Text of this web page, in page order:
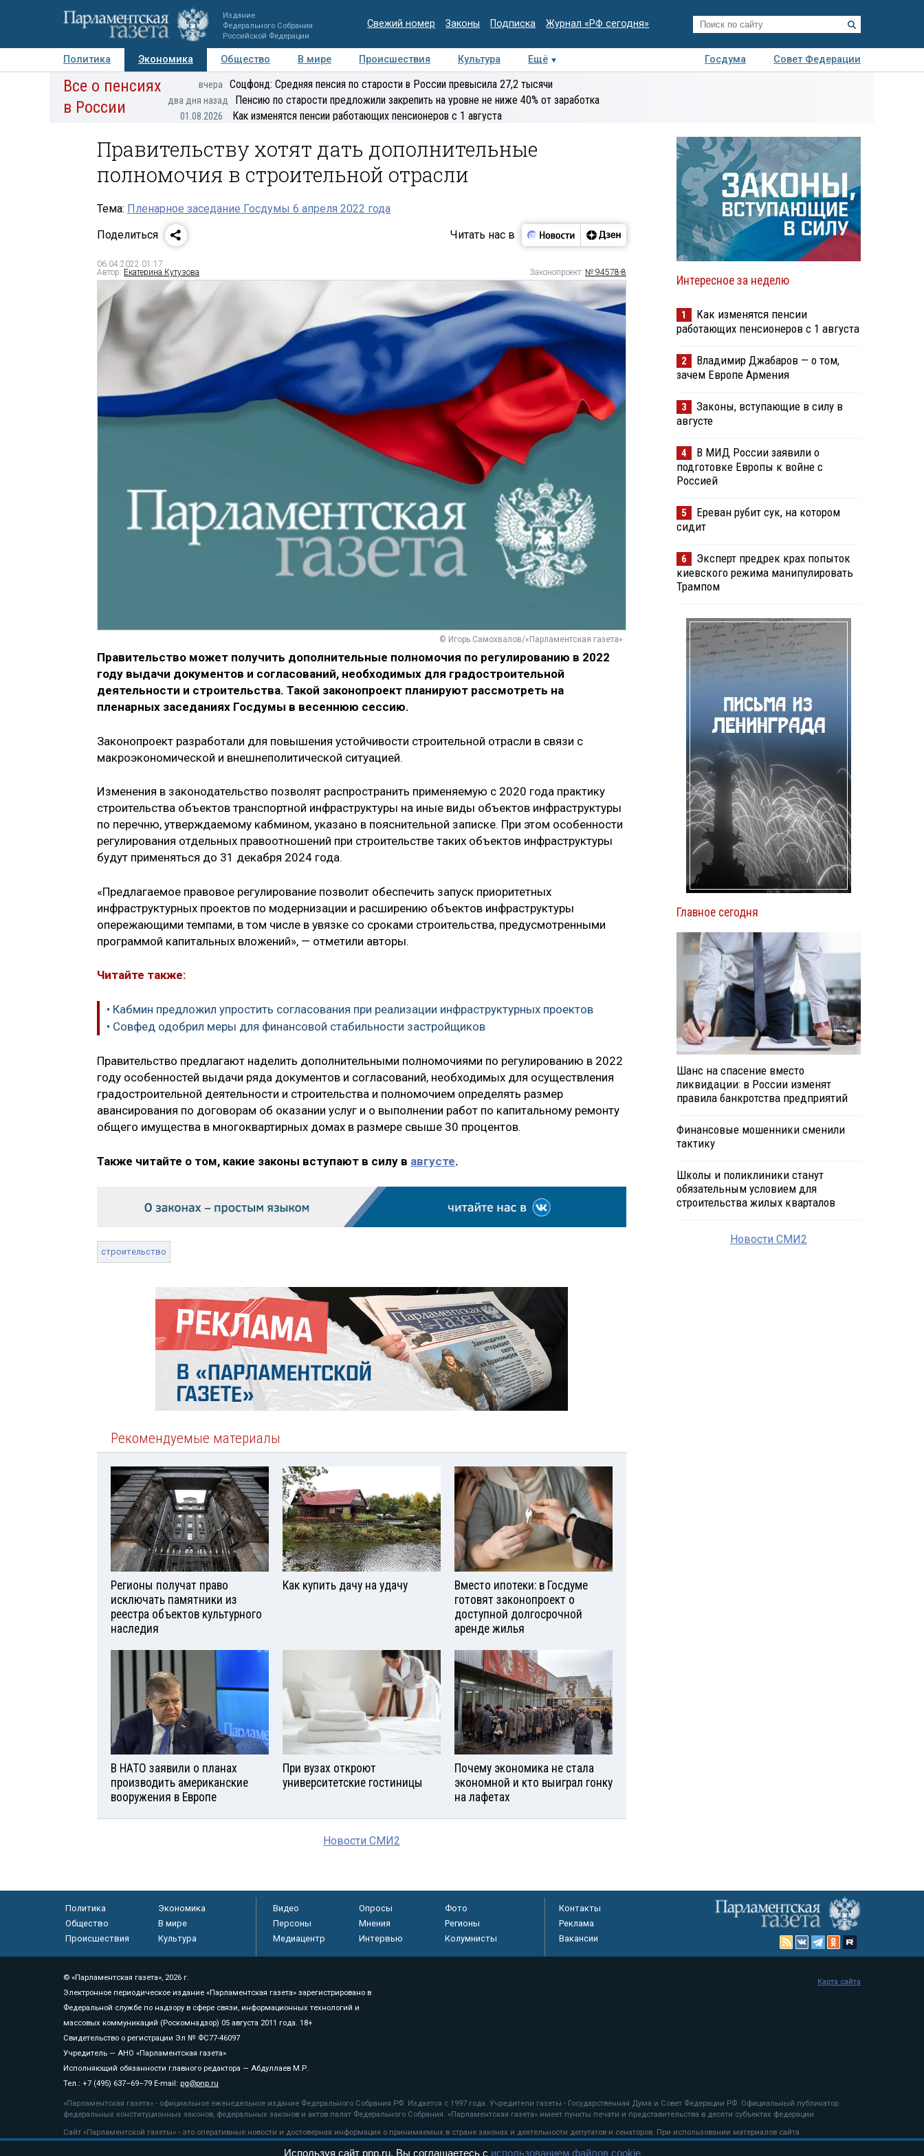
Издание
Федерального Собрания
Российской Федерации
Свежий номер Законы Подписка Журнал «РФ сегодня»
Политика Экономика Общество В мире Происшествия Культура Ещё Госдума
Совет Федерации
Авторы Персоны Мнения Регионы Медиацентр Интервью Колумнисты
экспертиза
Все о пенсиях
в России
вчера Соцфонд: Средняя пенсия по старости в России превысила 27,2 тысячи
два дня назад Пенсию по старости предложили закрепить на уровне не ниже 40% от заработка
01.08.2026 Как изменятся пенсии работающих пенсионеров с 1 августа
Правительству хотят дать дополнительные
полномочия в строительной отрасли
Тема: Пленарное заседание Госдумы 6 апреля 2022 года
Поделиться
Читать нас в
06.04.2022 01:17
Автор: Екатерина Кутузова Законопроект: № 94578-8
© Игорь Самохвалов/«Парламентская газета»
Правительство может получить дополнительные полномочия по регулированию в 2022
году выдачи документов и согласований, необходимых для градостроительной
деятельности и строительства. Такой законопроект планируют рассмотреть на
пленарных заседаниях Госдумы в весеннюю сессию.
Законопроект разработали для повышения устойчивости строительной отрасли в связи с
макроэкономической и внешнеполитической ситуацией.
Изменения в законодательство позволят распространить применяемую с 2020 года практику
строительства объектов транспортной инфраструктуры на иные виды объектов инфраструктуры
по перечню, утверждаемому кабмином, указано в пояснительной записке. При этом особенности
регулирования отдельных правоотношений при строительстве таких объектов инфраструктуры
будут применяться до 31 декабря 2024 года.
«Предлагаемое правовое регулирование позволит обеспечить запуск приоритетных
инфраструктурных проектов по модернизации и расширению объектов инфраструктуры
опережающими темпами, в том числе в увязке со сроками строительства, предусмотренными
программой капитальных вложений», — отметили авторы.
Читайте также:
• Кабмин предложил упростить согласования при реализации инфраструктурных проектов
• Совфед одобрил меры для финансовой стабильности застройщиков
Правительство предлагают наделить дополнительными полномочиями по регулированию в 2022
году особенностей выдачи ряда документов и согласований, необходимых для осуществления
градостроительной деятельности и строительства и полномочием определять размер
авансирования по договорам об оказании услуг и о выполнении работ по капитальному ремонту
общего имущества в многоквартирных домах в размере свыше 30 процентов.
Также читайте о том, какие законы вступают в силу в августе.
строительство
Рекомендуемые материалы
Регионы получат право
исключать памятники из
реестра объектов культурного
наследия
Как купить дачу на удачу
Вместо ипотеки: в Госдуме
готовят законопроект о
доступной долгосрочной
аренде жилья
В НАТО заявили о планах
производить американские
вооружения в Европе
При вузах откроют
университетские гостиницы
Почему экономика не стала
экономной и кто выиграл гонку
на лафетах
Новости СМИ2
Интересное за неделю
1
Как изменятся пенсии
работающих пенсионеров с 1 августа
2
Владимир Джабаров — о том,
зачем Европе Армения
3
Законы, вступающие в силу в
августе
4
В МИД России заявили о
подготовке Европы к войне с
Россией
5
Ереван рубит сук, на котором
сидит
6
Эксперт предрек крах попыток
киевского режима манипулировать
Трампом
Главное сегодня
Шанс на спасение вместо
ликвидации: в России изменят
правила банкротства предприятий
Финансовые мошенники сменили
тактику
Школы и поликлиники станут
обязательным условием для
строительства жилых кварталов
Новости СМИ2
Политика
Экономика
Общество
В мире
Происшествия
Культура
Видео Опросы
Фото
Персоны
Мнения
Регионы
Медиацентр
Интервью Колумнисты
Контакты
Реклама
Вакансии
© «Парламентская газета», 2026 г.
Электронное периодическое издание «Парламентская газета» зарегистрировано в
Федеральной службе по надзору в сфере связи, информационных технологий и
массовых коммуникаций (Роскомнадзор) 05 августа 2011 года. 18+
Свидетельство о регистрации Эл № ФС77-46097
Учредитель — АНО «Парламентская газета»
Исполняющий обязанности главного редактора — Абдуллаев М.Р.
Тел.: +7 (495) 637–69–79 E-mail: pg@pnp.ru
«Парламентская газета» - официальное еженедельное издание Федерального Собрания РФ. Издается с 1997 года. Учредители газеты - Государственная Дума и Совет Федерации РФ. Официальный публикатор
федеральных конституционных законов, федеральных законов и актов палат Федерального Собрания. «Парламентская газета» имеет пункты печати и представительства в десяти субъектах федерации.
Сайт «Парламентской газеты» - это оперативные новости и достоверная информация о принимаемых в стране законах и деятельности депутатов и сенаторов. При использовании материалов сайта
«Парламентской газеты» активная ссылка на pnp.ru обязательна.
Карта сайта
Используя сайт pnp.ru, Вы соглашаетесь с использованием файлов cookie